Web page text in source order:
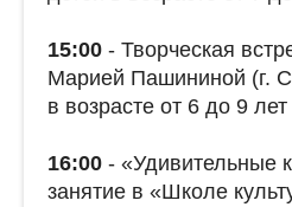
15:00 - Творческая
Марией Пашининой (г.
в возрасте от 6 до 9 лет
16:00 - «Удивительные
занятие в «Школе